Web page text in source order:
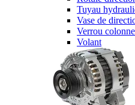
Tuyau
Vase de
Verrou
Volant